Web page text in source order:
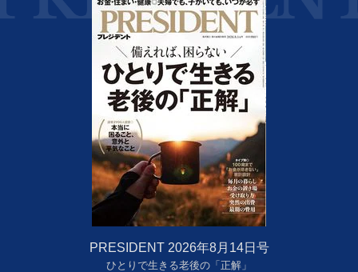
PRESIDENT 2026年8月14日号
ひとりで生きる老後の「正解」